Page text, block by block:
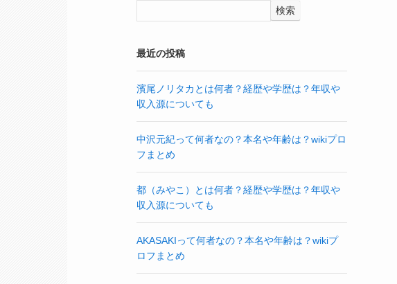
検索
最近の投稿
濱尾ノリタカとは何者？経歴や学歴は？年収や
収入源についても
中沢元紀って何者なの？本名や年齢は？wikiプロ
フまとめ
都（みやこ）とは何者？経歴や学歴は？年収や
収入源についても
AKASAKIって何者なの？本名や年齢は？wikiプ
ロフまとめ